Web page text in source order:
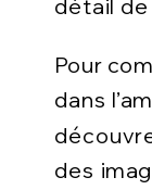
détail
Pour
dans
des